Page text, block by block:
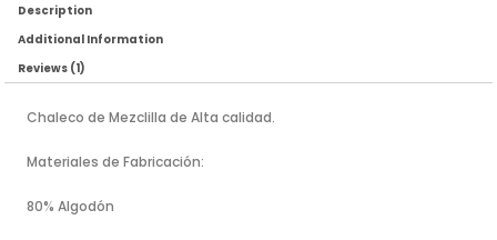
Description
Additional Information
Reviews (1)
Chaleco de Mezclilla de Alta calidad.
Materiales de Fabricación:
80% Algodón